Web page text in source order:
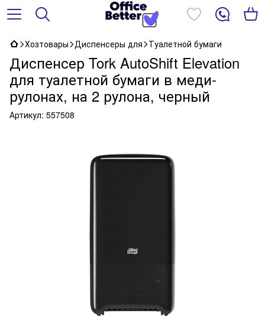
Хозтовары Диспенсеры для Туалетной бумаги
Диспенсер Tork AutoShift Elevation
для туалетной бумаги в меди-
рулонах, на 2 рулона, черный
Артикул: 557508